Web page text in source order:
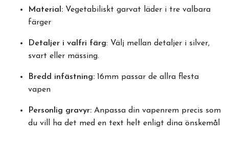
Material: Vegetabiliskt garvat läder i tre valbara
färger
Detaljer i valfri färg: Välj mellan detaljer i silver,
svart eller mässing.
Bredd infästning: 16mm passar de allra flesta
vapen
Personlig gravyr: Anpassa din vapenrem precis som
du vill ha det med en text helt enligt dina önskemål